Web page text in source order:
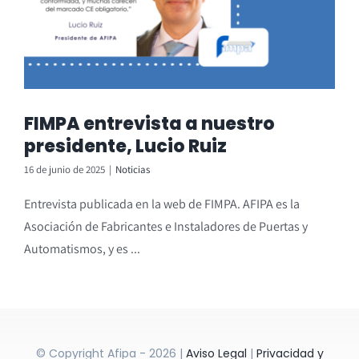
FIMPA entrevista a nuestro
presidente, Lucio Ruiz
16 de junio de 2025 | Noticias
Entrevista publicada en la web de FIMPA. AFIPA es la
Asociación de Fabricantes e Instaladores de Puertas y
Automatismos, y es ...
© Copyright Afipa - 2026 | Aviso Legal | Privacidad y